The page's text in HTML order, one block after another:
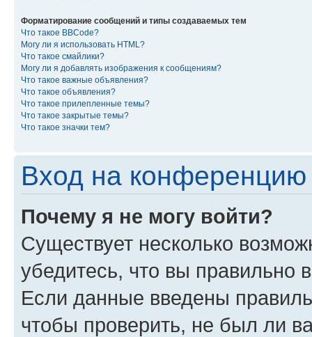
Форматирование сообщений и типы создаваемых тем
Что такое BBCode?
Могу ли я использовать HTML?
Что такое смайлики?
Могу ли я добавлять изображения к сообщениям?
Что такое важные объявления?
Что такое объявления?
Что такое прилепленные темы?
Что такое закрытые темы?
Что такое значки тем?
Вход на конференцию
Почему я не могу войти?
Существует несколько
убедитесь, что вы правильно
Если данные введены
чтобы проверить, не был ли